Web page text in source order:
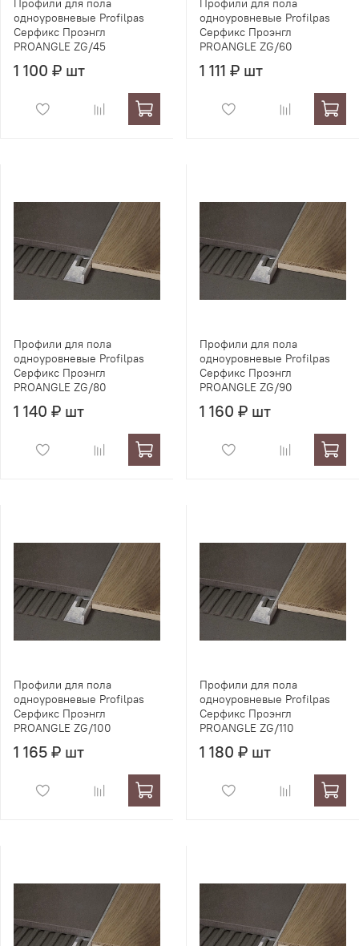
Профили для пола
одноуровневые Profilpas
Серфикс Проэнгл
PROANGLE ZG/45
1 100 ₽ шт
Профили для пола
одноуровневые Profilpas
Серфикс Проэнгл
PROANGLE ZG/60
1 111 ₽ шт
Профили для пола
одноуровневые Profilpas
Серфикс Проэнгл
PROANGLE ZG/80
1 140 ₽ шт
Профили для пола
одноуровневые Profilpas
Серфикс Проэнгл
PROANGLE ZG/90
1 160 ₽ шт
Профили для пола
одноуровневые Profilpas
Серфикс Проэнгл
PROANGLE ZG/100
1 165 ₽ шт
Профили для пола
одноуровневые Profilpas
Серфикс Проэнгл
PROANGLE ZG/110
1 180 ₽ шт